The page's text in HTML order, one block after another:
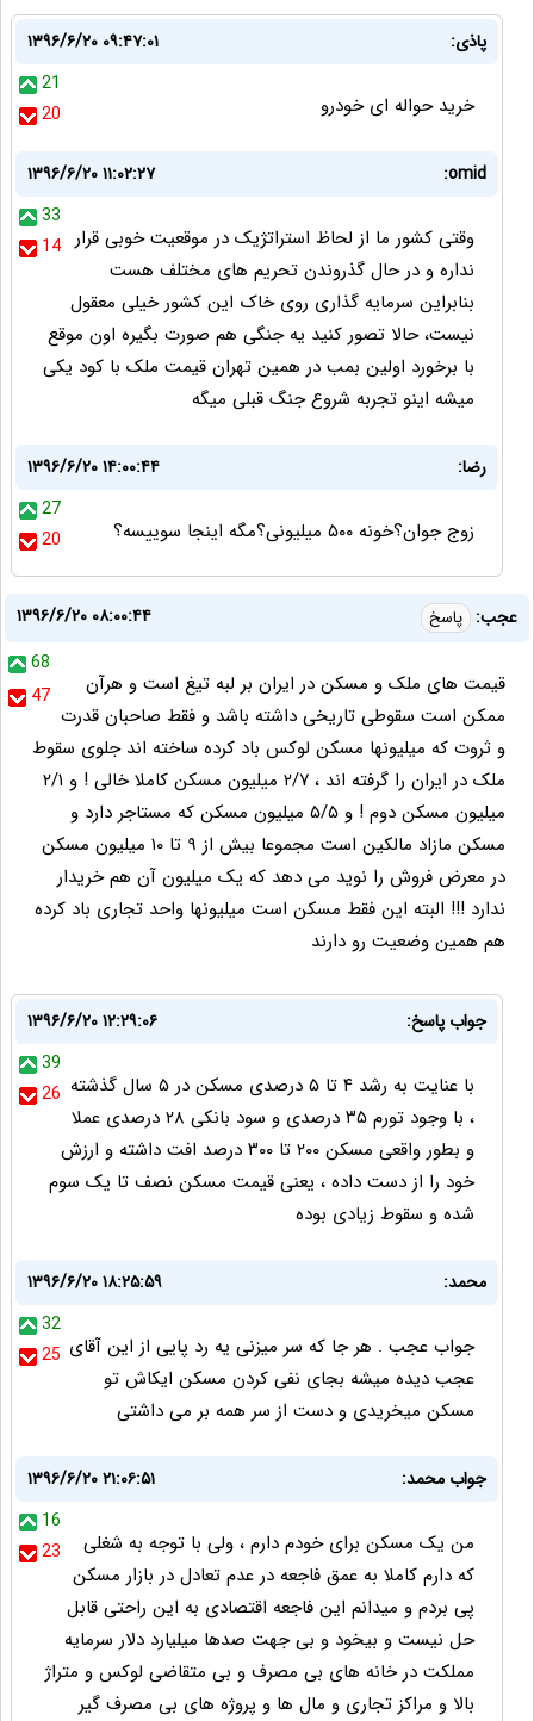
پاذی:
۱۳۹۶/۶/۲۰ ۰۹:۴۷:۰۱
21
20
خرید حواله ای خودرو
omid:
۱۳۹۶/۶/۲۰ ۱۱:۰۲:۲۷
33
14 وقتی کشور ما از لحاظ استراتژیک در موقعیت خوبی قرار
نداره و در حال گذروندن تحریم های مختلف هست
بنابراین سرمایه گذاری روی خاک این کشور خیلی معقول
نیست، حالا تصور کنید یه جنگی هم صورت بگیره اون موقع
با برخورد اولین بمب در همین تهران قیمت ملک با کود یکی
میشه اینو تجربه شروع جنگ قبلی میگه
رضا:
۱۳۹۶/۶/۲۰ ۱۴:۰۰:۴۴
27
20
زوج جوان؟خونه ۵۰۰ میلیونی؟مگه اینجا سوییسه؟
عجب: پاسخ
۱۳۹۶/۶/۲۰ ۰۸:۰۰:۴۴
68
47
قیمت های ملک و مسکن در ایران بر لبه تیغ است و هرآن
ممکن است سقوطی تاریخی داشته باشد و فقط صاحبان قدرت
و ثروت که میلیونها مسکن لوکس باد کرده ساخته اند جلوی سقوط
ملک در ایران را گرفته اند ، ۲/۷ میلیون مسکن کاملا خالی ! و ۲/۱
میلیون مسکن دوم ! و ۵/۵ میلیون مسکن که مستاجر دارد و
مسکن مازاد مالکین است مجموعا بیش از ۹ تا ۱۰ میلیون مسکن
در معرض فروش را نوید می دهد که یک میلیون آن هم خریدار
ندارد !!! البته این فقط مسکن است میلیونها واحد تجاری باد کرده
هم همین وضعیت رو دارند
جواب پاسخ:
۱۳۹۶/۶/۲۰ ۱۲:۲۹:۰۶
39
26 با عنایت به رشد ۴ تا ۵ درصدی مسکن در ۵ سال گذشته
، با وجود تورم ۳۵ درصدی و سود بانکی ۲۸ درصدی عملا
و بطور واقعی مسکن ۲۰۰ تا ۳۰۰ درصد افت داشته و ارزش
خود را از دست داده ، یعنی قیمت مسکن نصف تا یک سوم
شده و سقوط زیادی بوده
محمد:
۱۳۹۶/۶/۲۰ ۱۸:۲۵:۵۹
32
25 جواب عجب . هر جا که سر میزنی یه رد پایی از این آقای
عجب دیده میشه بجای نفی کردن مسکن ایکاش تو
مسکن میخریدی و دست از سر همه بر می داشتی
جواب محمد:
۱۳۹۶/۶/۲۰ ۲۱:۰۶:۵۱
16
23
من یک مسکن برای خودم دارم ، ولی با توجه به شغلی
که دارم کاملا به عمق فاجعه در عدم تعادل در بازار مسکن
پی بردم و میدانم این فاجعه اقتصادی به این راحتی قابل
حل نیست و بیخود و بی جهت صدها میلیارد دلار سرمایه
مملکت در خانه های بی مصرف و بی متقاضی لوکس و متراژ
بالا و مراکز تجاری و مال ها و پروژه های بی مصرف گیر